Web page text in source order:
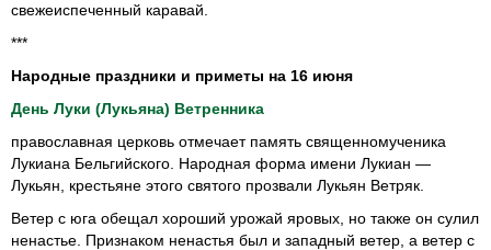
свежеиспеченный каравай.
***
Народные праздники и приметы на 16 июня
День Луки (Лукьяна) Ветренника
православная церковь отмечает память священномученика
Лукиана Бельгийского. Народная форма имени Лукиан —
Лукьян, крестьяне этого святого прозвали Лукьян Ветряк.
Ветер с юга обещал хороший урожай яровых, но также он сулил
ненастье. Признаком ненастья был и западный ветер, а ветер с